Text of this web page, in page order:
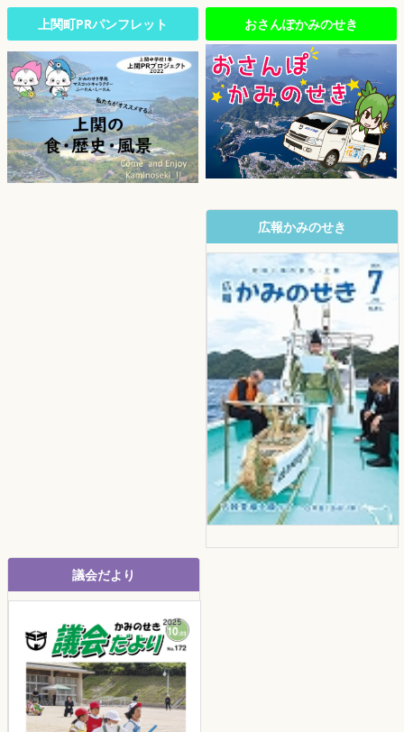
上関町PRパンフレット おさんぽかみのせき
広報かみのせき
議会だより